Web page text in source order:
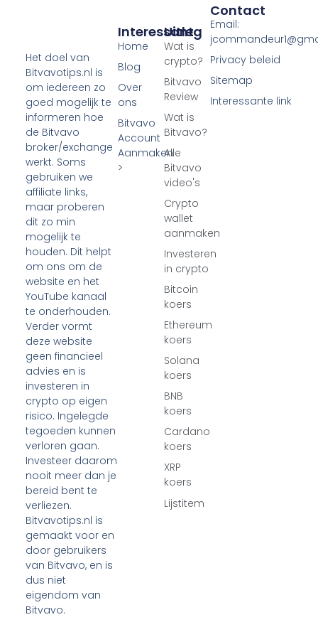
Het doel van
Bitvavotips.nl is
om iedereen zo
goed mogelijk te
informeren hoe
de Bitvavo
broker/exchange
werkt. Soms
gebruiken we
affiliate links,
maar proberen
dit zo min
mogelijk te
houden. Dit helpt
om ons om de
website en het
YouTube kanaal
te onderhouden.
Verder vormt
deze website
geen financieel
advies en is
investeren in
crypto op eigen
risico. Ingelegde
tegoeden kunnen
verloren gaan.
Investeer daarom
nooit meer dan je
bereid bent te
verliezen.
Bitvavotips.nl is
gemaakt voor en
door gebruikers
van Bitvavo, en is
dus niet
eigendom van
Bitvavo.
Uitleg
Wat is
crypto?
Bitvavo
Review
Wat is
Bitvavo?
Alle
Bitvavo
video's
Crypto
wallet
aanmaken
Investeren
in crypto
Bitcoin
koers
Ethereum
koers
Solana
koers
BNB
koers
Cardano
koers
XRP
koers
Lijstitem
Interessant
Home
Blog
Over
ons
Bitvavo
Account
Aanmaken
>
Contact
Email:
Privacy beleid
Sitemap
Interessante link